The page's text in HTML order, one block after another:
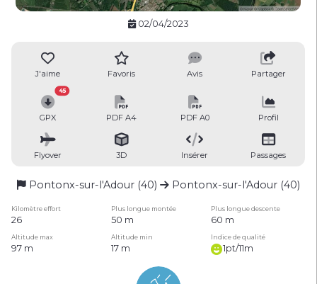
02/04/2023
J'aime Favoris Avis Partager
GPX
45
PDF A4 PDF A0 Profil
Flyover 3D Insérer Passages
Pontonx-sur-l'Adour (40) Pontonx-sur-l'Adour (40)
Kilomètre effort Plus longue montée Plus longue descente
26 50 m 60 m
Altitude max Altitude min Indice de qualité
97 m 17 m 1pt/11m